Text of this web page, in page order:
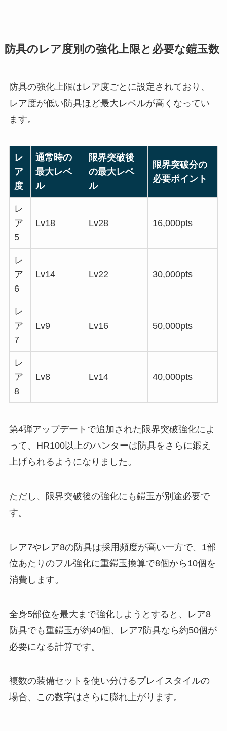
防具のレア度別の強化上限と必要な鎧玉数
防具の強化上限はレア度ごとに設定されており、
レア度が低い防具ほど最大レベルが高くなってい
ます。
レ
ア
度
通常時の
最大レベ
ル
限界突破後
の最大レベ
ル
限界突破分の
必要ポイント
レ
ア
5
Lv18 Lv28 16,000pts
レ
ア
6
Lv14 Lv22 30,000pts
レ
ア
7
Lv9 Lv16 50,000pts
レ
ア
8
Lv8 Lv14 40,000pts
第4弾アップデートで追加された限界突破強化によ
って、HR100以上のハンターは防具をさらに鍛え
上げられるようになりました。
ただし、限界突破後の強化にも鎧玉が別途必要で
す。
レア7やレア8の防具は採用頻度が高い一方で、1部
位あたりのフル強化に重鎧玉換算で8個から10個を
消費します。
全身5部位を最大まで強化しようとすると、レア8
防具でも重鎧玉が約40個、レア7防具なら約50個が
必要になる計算です。
複数の装備セットを使い分けるプレイスタイルの
場合、この数字はさらに膨れ上がります。